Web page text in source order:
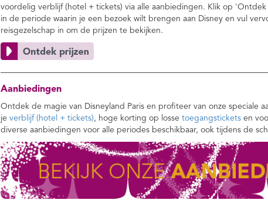
voordelig verblijf (hotel + tickets) via alle aanbiedingen. Klik op
in de periode waarin je een bezoek wilt brengen aan Disney en vul
reisgezelschap in om de prijzen te bekijken.
Aanbiedingen
Ontdek de magie van Disneyland Paris en profiteer van onze speciale
je verblijf (hotel + tickets) , hoge korting op losse toegangstickets en
diverse aanbiedingen voor alle periodes beschikbaar, ook tijdens de